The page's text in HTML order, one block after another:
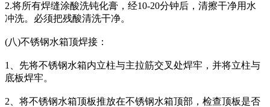
2.将所有焊缝涂酸洗钝化膏，经10-20分钟后，清擦干净用水
冲洗。必须把残酸清洗干净。
(八)不锈钢水箱顶焊接：
1、先将不锈钢水箱内立柱与主拉筋交叉处焊牢，并将立柱与
底板焊牢。
2、将不锈钢水箱顶板推放在不锈钢水箱顶部，检查顶板是否